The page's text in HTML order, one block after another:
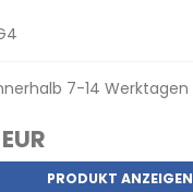
7-14 Werktagen
PRODUKT ANZEIGEN